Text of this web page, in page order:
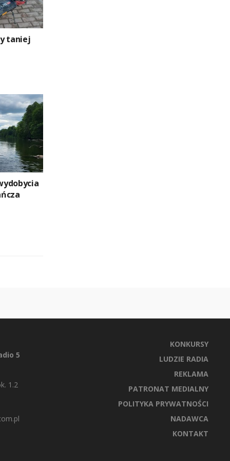
taniej
5
1.2
KONKURSY
LUDZIE RADIA
REKLAMA
PATRONAT MEDIALNY
POLITYKA PRYWATNOŚCI
NADAWCA
KONTAKT